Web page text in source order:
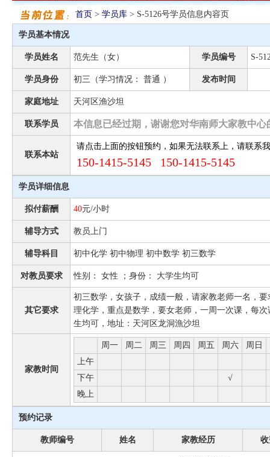
首页 > 学员库 > S-5126号学员信息内容页
学员基本情况
学员姓名 范先生（女） 学员编号 S-
学员身份 初三（学习情况： 普通 ） 发布时间
家庭地址 天河区渔沙坦
联系学员 本信息已经过期，谢谢您对华南师大家教中心
联系本站
请点击上面的按钮预约，如果无法联系上，请联系
150-1415-5145 150-1415-5145
学员详细信息
拟付薪酬 40元/小时
辅导方式 教员上门
辅导科目 初中化学 初中物理 初中数学 初三数学
对教员要求 性别： 女性 ；身份： 大学生均可
其它要求
初三数学，女孩子，成绩一般，请家教老师一名，
理化学，重点是数学，要女老师，一周一次课，每
生均可，地址：天河区龙洞漁沙坦
家教时间
周一 周二 周三 周四 周五 周六 周日
上午
下午
√
晚上
预约记录
教师编号 姓名 家教经历